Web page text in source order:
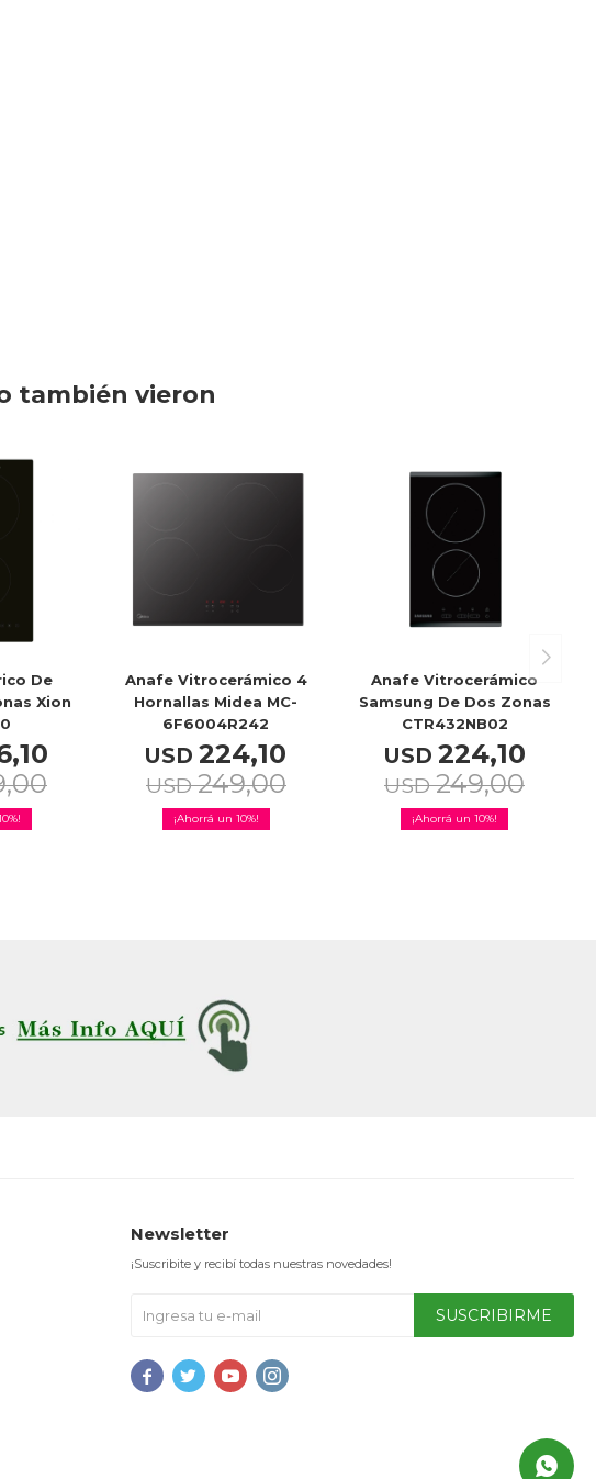
también vieron
De
Xion
Anafe Vitrocerámico 4
Hornallas Midea MC-
6F6004R242
USD 224,10
USD 249,00
10
Anafe Vitrocerámico
Samsung De Dos Zonas
CTR432NB02
USD 224,10
USD 249,00
10
Newsletter
¡Suscribite y recibí todas nuestras novedades!
SUSCRIBIRME
   